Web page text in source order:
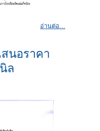
อ่านต่อ...
นอราคา
ล